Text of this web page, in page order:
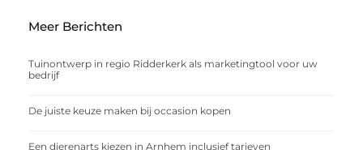
Meer Berichten
Tuinontwerp in regio Ridderkerk als marketingtool voor uw
bedrijf
De juiste keuze maken bij occasion kopen
Een dierenarts kiezen in Arnhem inclusief tarieven